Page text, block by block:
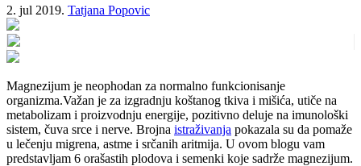
2. jul 2019. Tatjana Popovic
Magnezijum je neophodan za normalno funkcionisanje
organizma.Važan je za izgradnju koštanog tkiva i mišića, utiče na
metabolizam i proizvodnju energije, pozitivno deluje na imunološki
sistem, čuva srce i nerve. Brojna istraživanja pokazala su da pomaže
u lečenju migrena, astme i srčanih aritmija. U ovom blogu vam
predstavljam 6 orašastih plodova i semenki koje sadrže magnezijum.